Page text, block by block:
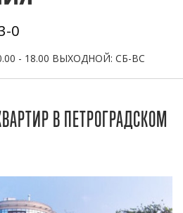
0
- 18.00 ВЫХОДНОЙ: СБ-ВС
В ПЕТРОГРАДСКОМ